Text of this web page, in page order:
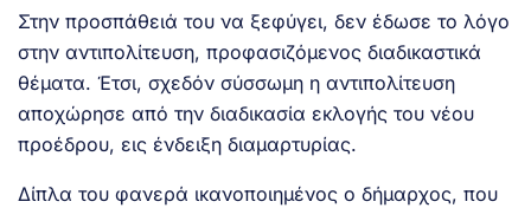
Στην προσπάθειά του να ξεφύγει, δεν έδωσε το λόγο
στην αντιπολίτευση, προφασιζόμενος διαδικαστικά
θέματα. Έτσι, σχεδόν σύσσωμη η αντιπολίτευση
αποχώρησε από την διαδικασία εκλογής του νέου
προέδρου, εις ένδειξη διαμαρτυρίας.
Δίπλα του φανερά ικανοποιημένος ο δήμαρχος, που